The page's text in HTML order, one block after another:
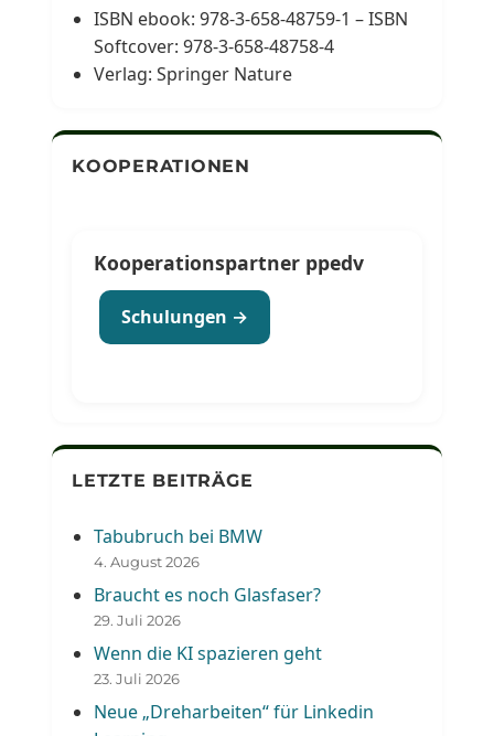
ISBN ebook: 978-3-658-48759-1 – ISBN
Softcover: 978-3-658-48758-4
Verlag: Springer Nature
KOOPERATIONEN
Kooperationspartner ppedv
Schulungen →
LETZTE BEITRÄGE
Tabubruch bei BMW
4. August 2026
Braucht es noch Glasfaser?
29. Juli 2026
Wenn die KI spazieren geht
23. Juli 2026
Neue „Dreharbeiten“ für Linkedin